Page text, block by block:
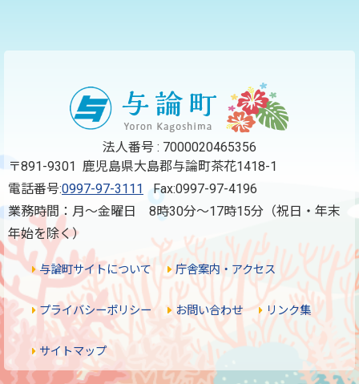
法人番号 : 7000020465356
〒891-9301 鹿児島県大島郡与論町茶花1418-1
電話番号:0997-97-3111 Fax:0997-97-4196
業務時間：月～金曜日 8時30分～17時15分（祝日・年末
年始を除く）
与論町サイトについて 庁舎案内・アクセス
プライバシーポリシー お問い合わせ リンク集
サイトマップ